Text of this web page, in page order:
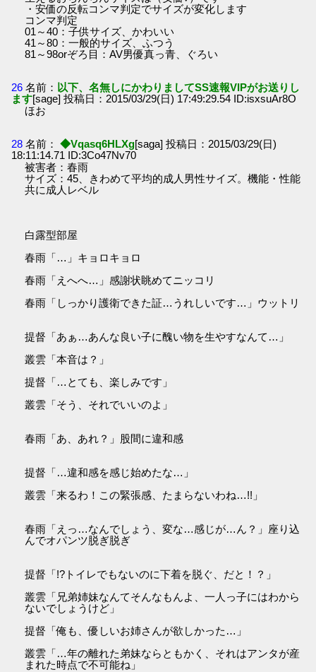
・安価の反転コンマ判定でサイズが変化します
コンマ判定
01～40：子供サイズ、かわいい
41～80：一般的サイズ、ふつう
81～98orぞろ目：AV男優真っ青、ぐろい
26 名前： 以下、名無しにかわりましてSS速報VIPがお送りし
ます[sage] 投稿日：2015/03/29(日) 17:49:29.54 ID:isxsuAr8O
ほお
28 名前： ◆Vqasq6HLXg[saga] 投稿日：2015/03/29(日)
18:11:14.71 ID:3Co47Nv70
被害者：春雨
サイズ：45、きわめて平均的成人男性サイズ。機能・性能
共に成人レベル
白露型部屋
春雨「…」キョロキョロ
春雨「えへへ…」感謝状眺めてニッコリ
春雨「しっかり護衛できた証…うれしいです…」ウットリ
提督「あぁ…あんな良い子に醜い物を生やすなんて…」
叢雲「本音は？」
提督「…とても、楽しみです」
叢雲「そう、それでいいのよ」
春雨「あ、あれ？」股間に違和感
提督「…違和感を感じ始めたな…」
叢雲「来るわ！この緊張感、たまらないわね…!!」
春雨「えっ…なんでしょう、変な…感じが…ん？」座り込
んでオパンツ脱ぎ脱ぎ
提督「!?トイレでもないのに下着を脱ぐ、だと！？」
叢雲「兄弟姉妹なんてそんなもんよ、一人っ子にはわから
ないでしょうけど」
提督「俺も、優しいお姉さんが欲しかった…」
叢雲「…年の離れた弟妹ならともかく、それはアンタが産
まれた時点で不可能ね」